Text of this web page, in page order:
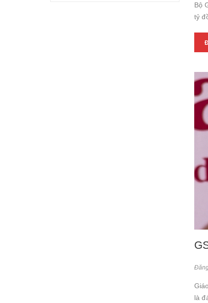
Bộ
tỷ
là